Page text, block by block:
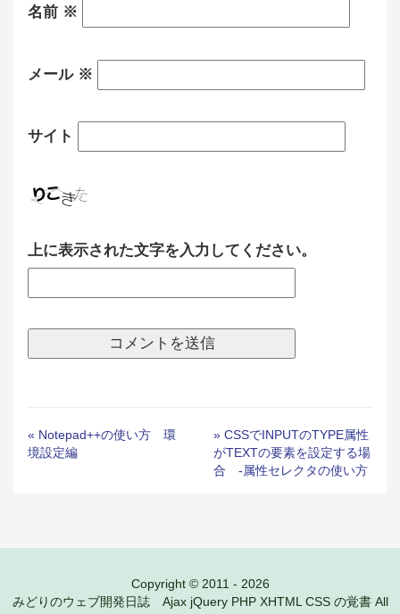
名前 ※
メール ※
サイト
上に表示された文字を入力してください。
« Notepad++の使い方 環
境設定編
» CSSでINPUTのTYPE属性
がTEXTの要素を設定する場
合 -属性セレクタの使い方
Copyright © 2011 - 2026
みどりのウェブ開発日誌 Ajax jQuery PHP XHTML CSS の覚書 All